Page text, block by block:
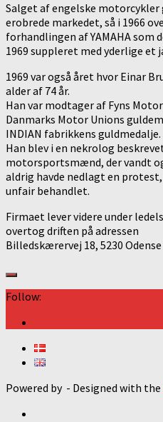
Salget af engelske motorcykler
erobrede markedet, så i 1966
forhandlingen af YAMAHA som
1969 suppleret med yderlige et
1969 var også året hvor Einar
alder af 74 år.
Han var modtager af Fyns
Danmarks Motor Unions
INDIAN fabrikkens guldmedalje.
Han blev i en nekrolog
motorsportsmænd, der vandt
aldrig havde nedlagt en
unfair behandlet.
Firmaet lever videre under
overtog driften på adressen
Billedskærervej 18, 5230 Odense
Follow:
Powered by - Designed with the